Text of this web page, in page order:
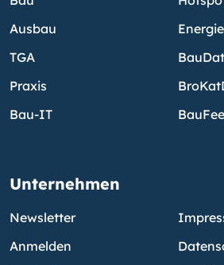
Ausbau
TGA
Praxis
Bau-IT
Unternehmen
Newsletter
Anmelden